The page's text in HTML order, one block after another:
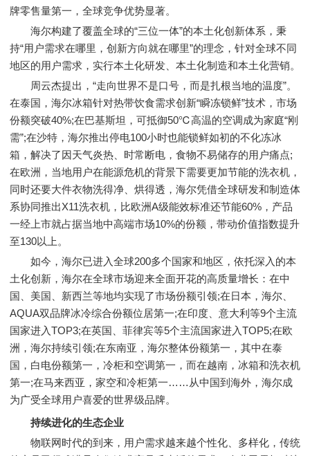
牌零售量第一，全球竞争优势显著。
海尔构建了覆盖全球的“三位一体”的本土化创新体系，秉
持“用户需求在哪里，创新方向就在哪里”的理念，针对全球不同
地区的用户需求，实行本土化研发、本土化制造和本土化营销。
周云杰提出，“走向世界不是口号，而是扎根当地的温度”。
在泰国，海尔冰箱针对热带饮食需求创新“瞬冻锁鲜”技术，市场
份额突破40%;在巴基斯坦，可抵御50℃高温的空调成为家庭“刚
需”;在沙特，海尔推出停电100小时也能锁鲜如初的不化冻冰
箱，解决了因天气炎热、时常断电，食物不易储存的用户痛点;
在欧洲，当地用户在能源危机的背景下需要更加节能的洗衣机，
同时还要大件衣物洗得净、烘得透，海尔凭借全球研发和制造体
系协同推出X11洗衣机，比欧洲A级能效标准还节能60%，产品
一经上市就占据当地中高端市场10%的份额，带动价值指数提升
至130以上。
如今，海尔已进入全球200多个国家和地区，依托深入的本
土化创新，海尔在全球市场迎来全面开花的高质量增长：在中
国、美国、新西兰等地均实现了市场份额引领;在日本，海尔、
AQUA双品牌冰冷综合份额位居第一;在印度、意大利等9个主流
国家进入TOP3;在英国、菲律宾等5个主流国家进入TOP5;在欧
洲，海尔持续引领;在东南亚，海尔整体份额第一，其中在泰
国，白电份额第一，冷柜和空调第一，而在越南，冰箱和洗衣机
第一;在马来西亚，家空和冷柜第一……从中国到海外，海尔成
为广受全球用户喜爱的世界级品牌。
持续进化的生态企业
物联网时代的到来，用户需求越来越个性化、多样化，传统